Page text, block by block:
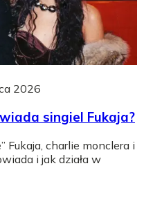
2026
singiel Fukaja?
Fukaja, charlie monclera i
i jak działa w